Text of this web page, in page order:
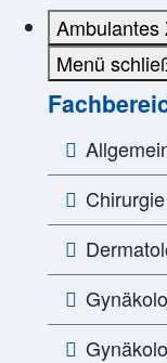
Ambulantes
Menü